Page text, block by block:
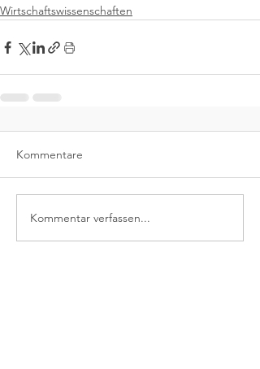
Wirtschaftswissenschaften
Kommentare
Kommentar verfassen...